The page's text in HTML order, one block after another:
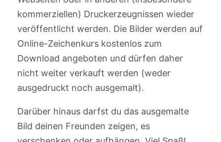
kommerziellen) Druckerzeugnissen wieder
veröffentlicht werden. Die Bilder werden auf
Online-Zeichenkurs kostenlos zum
Download angeboten und dürfen daher
nicht weiter verkauft werden (weder
ausgedruckt noch ausgemalt).
Darüber hinaus darfst du das ausgemalte
Bild deinen Freunden zeigen, es